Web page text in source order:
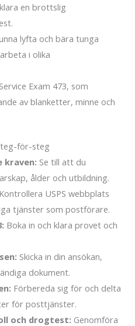
en brottslig
lyfta och bära tunga
i olika
Exam 473, som
av blanketter, minne och
för-steg
kraven: Se till att du
ålder och utbildning.
Kontrollera USPS webbplats
tjänster som postförare.
Boka in och klara provet och
Skicka in din ansökan,
dokument.
Förbereda sig för och delta
för posttjänster.
och drogtest: Genomföra